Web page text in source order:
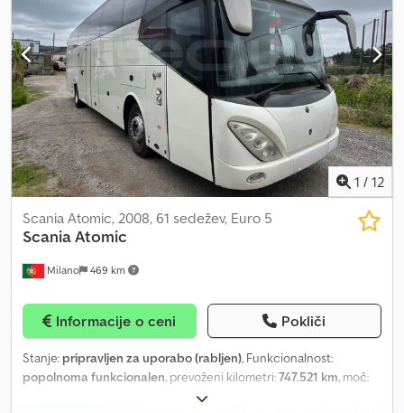
izreže in nadomesti s sestavnim delom iz steklenih vlaken.
Podaljšek vrat se pritrdi z vijaki. - Električni pogon za krilna vrata,
proizvajalec Autocool: 2.000,00 € - Mikrofon Bosch: 1.000,00 €
Sprinter Lord Light je na voljo že od 69.990,00 €.
Datum prve registracije: 2019 - Prevoženi kilometri: 51.810 - Število
sedežev: 19 - Emisijski standard: Euro 6 - Gorivo: zemeljski plin -
Prestavna sklopka: ročna - Moč: 100 kW (136 KM) - Dolžina: 6,05 m -
Število osi: 2 - Motor: Iveco F1CFA401A*E Dedpsztl D Eefx Aprokr
Oprema: - ABS - ASR - Prenašalna rampa za invalidski voziček -
Varnostni pasovi Prodam Fleequid, evropska platforma za prodajo
rabljenih avtobusov.
1 / 12
Milano 469 km
Scania Atomic, 2008, 61 sedežev, Euro 5
ScaniaAtomic
Informacije o ceni Pokliči
Stanje: pripravljen za uporabo (rabljen), Funkcionalnost:
popolnoma funkcionalen, prevoženi kilometri:747.521 km, moč:
, prva registracija: